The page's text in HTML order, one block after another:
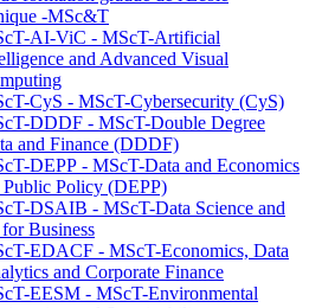
-MSc&T
AI-ViC - MScT-Artificial
and Advanced Visual
CyS - MScT-Cybersecurity (CyS)
DDDF - MScT-Double Degree
and Finance (DDDF)
DEPP - MScT-Data and Economics
Policy (DEPP)
DSAIB - MScT-Data Science and
Business
EDACF - MScT-Economics, Data
and Corporate Finance
EESM - MScT-Environmental